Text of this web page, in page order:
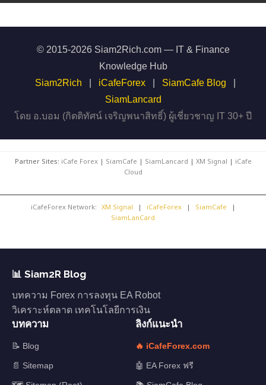
© 2015-2026 Siam2Rich.com — IT & Finance
Knowledge Hub
Siam2Rich
iCafeForex SiamCafe Blog
SiamLancard
โดย อ.บอม (กิตติทัศน์ เจริญพนาสิทธิ์) ผู้เชี่ยวชาญ IT 30+ ปี
Partner Sites: iCafe Forex| SiamCafe | SiamLancard | XM Signal | iCafe
Cloud
iCafeForex Network: XM Signal | iCafeForex | SiamCafe
|
SiamLanCard
📊 Siam2R Blog
บทความ Forex การลงทุน EA Robot
วิเคราะห์ตลาด เทคโนโลยีการเงิน
บทความ
📝 Blog
📄 Sitemap
ลิงก์แนะนำ
🔥 iCafeForex.com
🤖 EA Forex ฟรี